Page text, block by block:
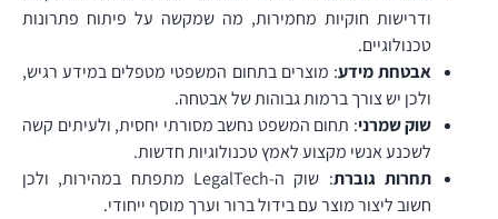
ודרישות חוקיות מחמירות, מה שמקשה על פיתוח פתרונות
טכנולוגיים.
אבטחת מידע: מוצרים בתחום המשפטי מטפלים במידע רגיש,
ולכן יש צורך ברמות גבוהות של אבטחה.
שוק שמרני: תחום המשפט נחשב מסורתי יחסית, ולעיתים קשה
לשכנע אנשי מקצוע לאמץ טכנולוגיות חדשות.
תחרות גוברת
: שוק ה-LegalTech מתפתח במהירות, ולכן
חשוב ליצור מוצר עם בידול ברור וערך מוסף ייחודי.